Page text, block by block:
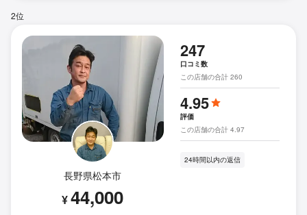
2位
長野県松本市
¥44,000
247
口コミ数
この店舗の合計 260
4.95
評価
この店舗の合計 4.97
24時間以内の返信